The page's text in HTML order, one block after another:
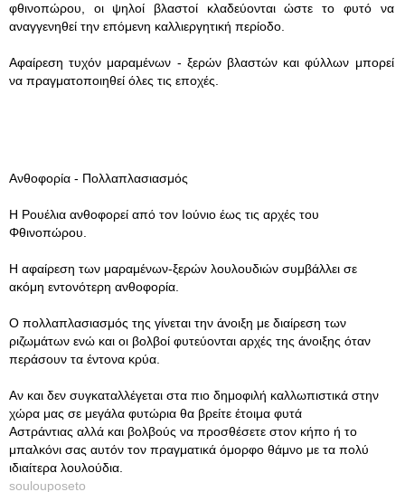
φθινοπώρου, οι ψηλοί βλαστοί κλαδεύονται ώστε το φυτό να
αναγγενηθεί την επόμενη καλλιεργητική περίοδο.
Αφαίρεση τυχόν μαραμένων - ξερών βλαστών και φύλλων μπορεί
να πραγματοποιηθεί όλες τις εποχές.
Ανθοφορία - Πολλαπλασιασμός
Η Ρουέλια ανθοφορεί από τον Ιούνιο έως τις αρχές του
Φθινοπώρου.
Η αφαίρεση των μαραμένων-ξερών λουλουδιών συμβάλλει σε
ακόμη εντονότερη ανθοφορία.
Ο πολλαπλασιασμός της γίνεται την άνοιξη με διαίρεση των
ριζωμάτων ενώ και οι βολβοί φυτεύονται αρχές της άνοιξης όταν
περάσουν τα έντονα κρύα.
Αν και δεν συγκαταλλέγεται στα πιο δημοφιλή καλλωπιστικά στην
χώρα μας σε μεγάλα φυτώρια θα βρείτε έτοιμα φυτά
Αστράντιας αλλά και βολβούς να προσθέσετε στον κήπο ή το
μπαλκόνι σας αυτόν τον πραγματικά όμορφο θάμνο με τα πολύ
ιδιαίτερα λουλούδια.
soulouposeto